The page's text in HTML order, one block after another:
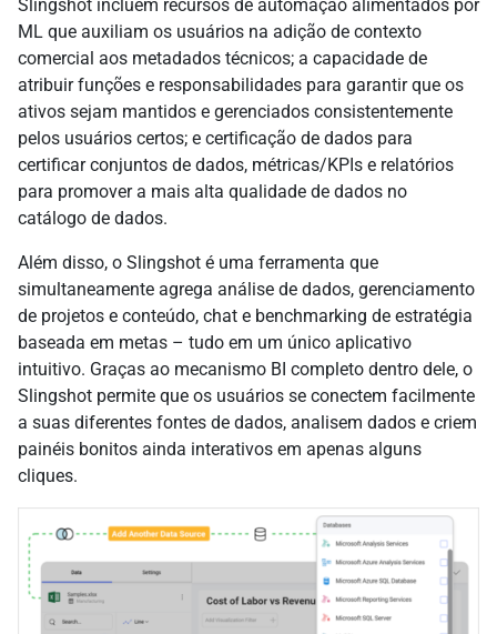
Slingshot incluem recursos de automação alimentados por
ML que auxiliam os usuários na adição de contexto
comercial aos metadados técnicos; a capacidade de
atribuir funções e responsabilidades para garantir que os
ativos sejam mantidos e gerenciados consistentemente
pelos usuários certos; e certificação de dados para
certificar conjuntos de dados, métricas/KPIs e relatórios
para promover a mais alta qualidade de dados no
catálogo de dados.
Além disso, o Slingshot é uma ferramenta que
simultaneamente agrega análise de dados, gerenciamento
de projetos e conteúdo, chat e benchmarking de estratégia
baseada em metas – tudo em um único aplicativo
intuitivo. Graças ao mecanismo BI completo dentro dele, o
Slingshot permite que os usuários se conectem facilmente
a suas diferentes fontes de dados, analisem dados e criem
painéis bonitos ainda interativos em apenas alguns
cliques.